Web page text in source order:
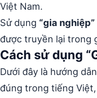
Việt Nam.
Sử dụng “gia nghiệp”
được truyền lại trong
Cách sử dụng
Dưới đây là hướng
đúng trong tiếng